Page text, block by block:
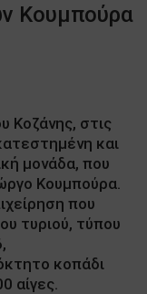
Κουμπούρα
Κοζάνης, στις
και
μονάδα, που
Κουμπούρα.
που
τυριού, τύπου
κοπάδι
αίγες.